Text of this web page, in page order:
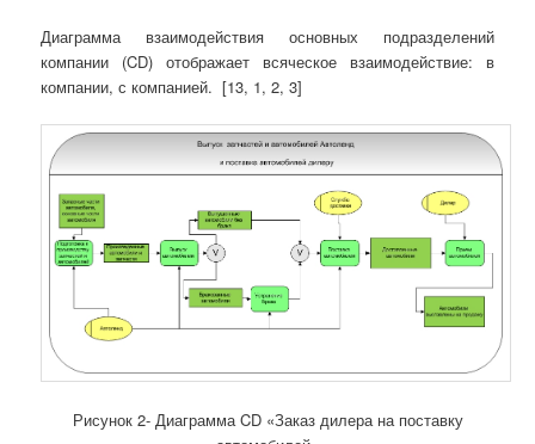
Диаграмма взаимодействия основных подразделений
компании (CD) отображает всяческое взаимодействие: в
компании, с компанией. [13, 1, 2, 3]
Рисунок 2- Диаграмма CD «Заказ дилера на поставку